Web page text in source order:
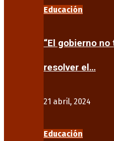
Educación
“El gobierno
resolver el…
21 abril, 2024
Educación